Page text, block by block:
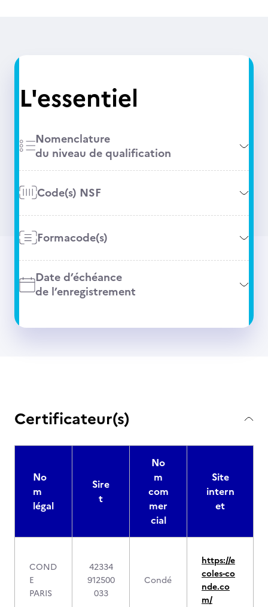
L'essentiel
Nomenclature
du niveau de qualification
Code(s) NSF
Formacode(s)
Date d’échéance
de l’enregistrement
Certificateur(s)
No
m
légal
Sire
t
No
m
com
mer
cial
Site
intern
et
COND
E
PARIS
42334
912500
033
Condé
https://e
coles-co
nde.co
m/